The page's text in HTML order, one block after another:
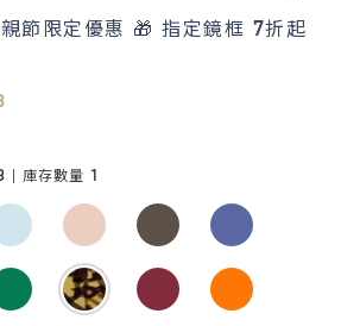
節限定優惠 🎁 指定鏡框 7折起
| 庫存數量 1